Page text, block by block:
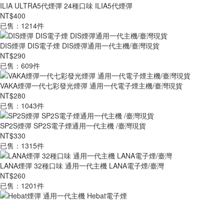
ILIA ULTRA5代煙彈 24種口味 ILIA5代煙彈
NT$400
已售：1214件
DIS煙彈 DIS電子煙 DIS煙彈通用一代主機/臺灣現貨
NT$290
已售：609件
VAKA煙彈一代七彩發光煙彈 通用一代電子煙主機/臺灣現貨
NT$280
已售：1043件
SP2S煙彈 SP2S電子煙通用一代主機 /臺灣現貨
NT$330
已售：1315件
LANA煙彈 32種口味 通用一代主機 LANA電子煙/臺灣
NT$260
已售：1201件